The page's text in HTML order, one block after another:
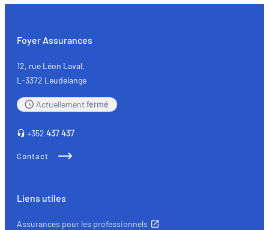
Foyer Assurances
12, rue Léon Laval,
L-3372 Leudelange
Actuellementfermé
+352 437 437
Contact
Liens utiles
Assurances pour les professionnels